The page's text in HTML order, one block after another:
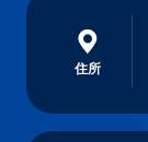
住所